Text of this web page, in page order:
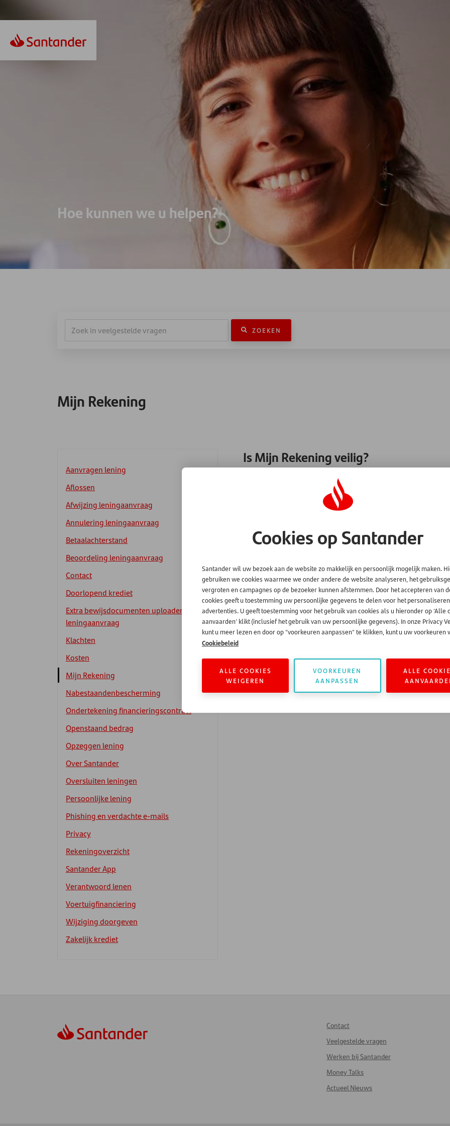
Hoe kunnen we u helpen?
ZOEKEN
Mijn Rekening
Aanvragen lening
Aflossen
Afwijzing leningaanvraag
Annulering leningaanvraag
Betaalachterstand
Beoordeling leningaanvraag
Contact
Doorlopend krediet
Extra bewijsdocumenten uploaden
leningaanvraag
Klachten
Kosten
Mijn Rekening
Nabestaandenbescherming
Ondertekening financieringscontract
Openstaand bedrag
Opzeggen lening
Over Santander
Oversluiten leningen
Persoonlijke lening
Phishing en verdachte e-mails
Privacy
Rekeningoverzicht
Santander App
Verantwoord lenen
Voertuigfinanciering
Wijziging doorgeven
Zakelijk krediet
Is Mijn Rekening veilig?
Wij gebruiken de nieuwste technieken om ervoor te
heeft alleen toegang met uw persoonlijke inlog.
wachtwoord privé en vertel het nooit, niet per telefoon, niet
Contact
Veelgestelde vragen
Werken bij Santander
Money Talks
Actueel Nieuws
Cookies op Santander
Santander wil uw bezoek aan de website zo makkelijk en persoonlijk mogelijk maken.
gebruiken we cookies waarmee we onder andere de website analyseren, het
vergroten en campagnes op de bezoeker kunnen afstemmen. Door het accepteren van
cookies geeft u toestemming uw persoonlijke gegevens te delen voor het
advertenties. U geeft toestemming voor het gebruik van cookies als u hieronder op 'Alle
aanvaarden' klikt (inclusief het gebruik van uw persoonlijke gegevens). In onze Privacy
kunt u meer lezen en door op "voorkeuren aanpassen" te klikken, kunt u uw voorkeuren
Cookiebeleid
ALLE COOKIES
WEIGEREN
VOORKEUREN
AANPASSEN
ALLE